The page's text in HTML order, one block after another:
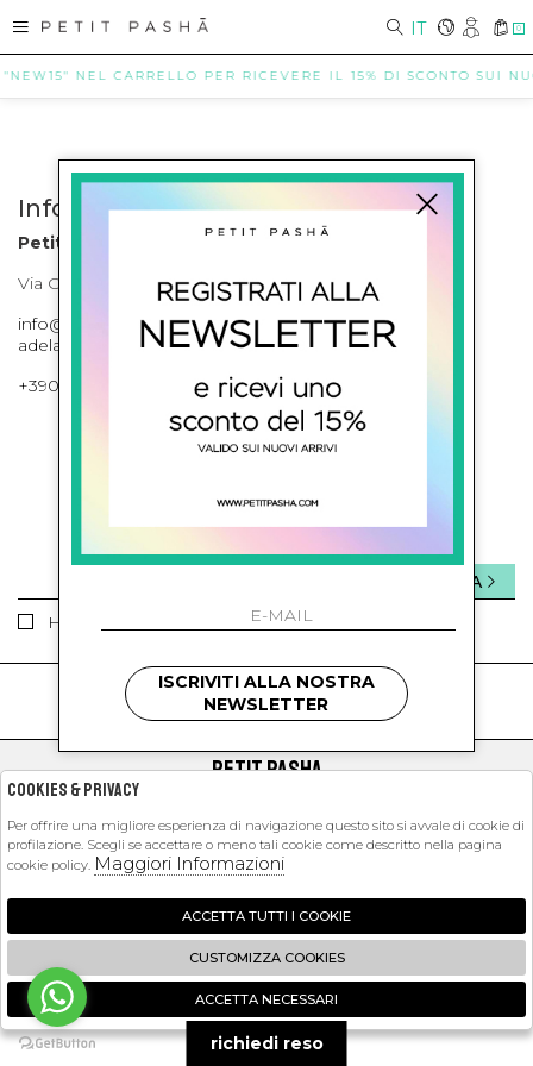
IT 0
NEL CARRELLO PER RICEVERE IL 15% DI SCONTO SUI
Info contatti
Petit Pasha
Via Cilea, 255 Napoli Corso Umberto I 301 Napoli
info@petitpasha.com, petitpasha@hotmail.it,
adelaide.petitpasha@hotmail.com
+39081643421 , +390812351280
ISCRIVITI ALLA NEWSLETTER
Ho letto ed accettato le condizioni sulla privacy.
INVIA
kids
PETIT PASHA
EXTRA
2026 Petit Pasha - P.iva : 09423341214 Powered by
Zucchetti
🍪
ISCRIVITI ALLA NOSTRA
NEWSLETTER
richiedi reso
Cookies & Privacy
Per offrire una migliore esperienza di navigazione questo sito si avvale di cookie di
profilazione. Scegli se accettare o meno tali cookie come descritto nella pagina
cookie policy. Maggiori Informazioni
ACCETTA TUTTI I COOKIE
CUSTOMIZZA COOKIES
ACCETTA NECESSARI